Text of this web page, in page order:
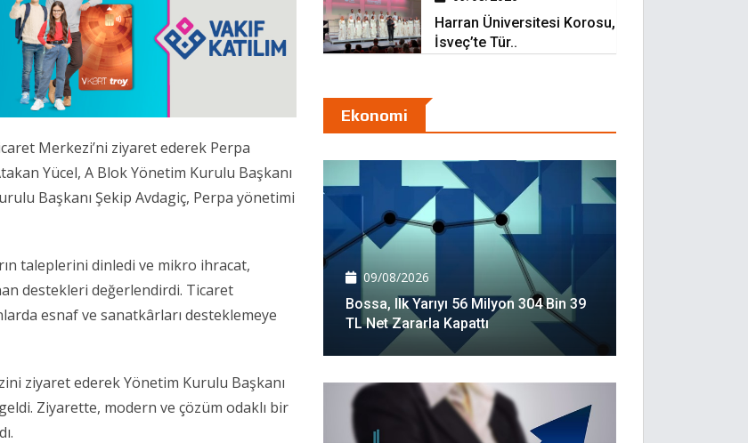
Merkezi’ni ziyaret ederek Perpa
Yücel, A Blok Yönetim Kurulu Başkanı
Başkanı Şekip Avdagiç, Perpa yönetimi
taleplerini dinledi ve mikro ihracat,
destekleri değerlendirdi. Ticaret
esnaf ve sanatkârları desteklemeye
ziyaret ederek Yönetim Kurulu Başkanı
Ziyarette, modern ve çözüm odaklı bir
Harran Üniversitesi Korosu,
İsveç’te Tür..
Ekonomi
09/08/2026
Bossa, Ilk Yarıyı 56 Milyon 304 Bin 39
TL Net Zararla Kapattı